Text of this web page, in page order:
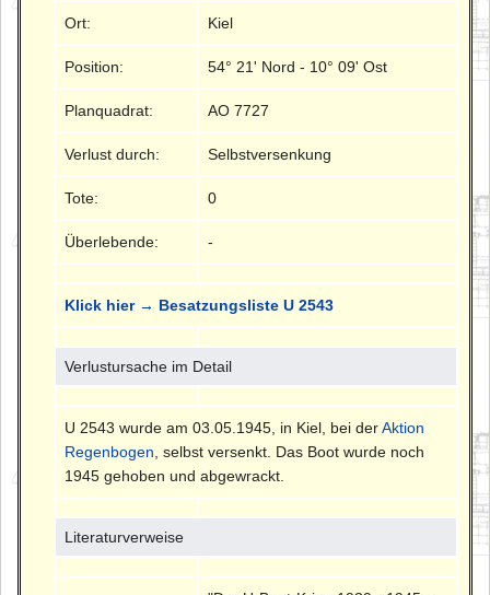
Ort: Kiel
Position: 54° 21' Nord - 10° 09' Ost
Planquadrat: AO 7727
Verlust durch: Selbstversenkung
Tote: 0
Überlebende: -
Klick hier → Besatzungsliste U 2543
Verlustursache im Detail
U 2543 wurde am 03.05.1945, in Kiel, bei derAktion
Regenbogen , selbst versenkt. Das Boot wurde noch
1945 gehoben und abgewrackt.
Literaturverweise